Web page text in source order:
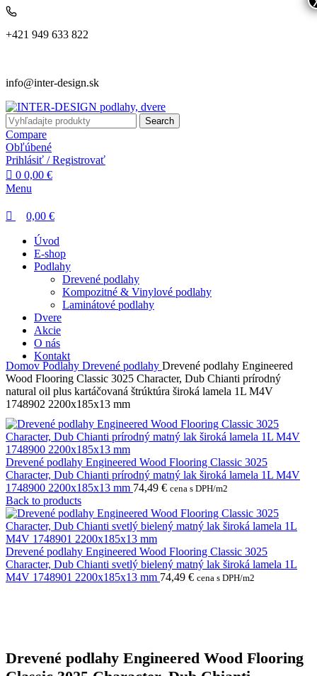
+421 949 633 822
info@inter-design.sk
Search
Compare
Obľúbené
Prihlásiť / Registrovať
0 0,00 €
Menu
0,00 €
Úvod
E-shop
Podlahy
Drevené podlahy
Kompozitné & Vinylové podlahy
Laminátové podlahy
Dvere
Akcie
O nás
Kontakt
Domov Podlahy Drevené podlahy Drevené podlahy Engineered
Wood Flooring Classic 3025 Character, Dub Chianti prírodný
natural oil plus kartáčovaná štrúktúra široká lamela 1L M4V
1748902 2200x185x13 mm
Drevené podlahy Engineered Wood Flooring Classic 3025
Character, Dub Chianti prírodný matný lak široká lamela 1L M4V
1748900 2200x185x13 mm 74,49 € cena s DPH/m2
Back to products
Drevené podlahy Engineered Wood Flooring Classic 3025
Character, Dub Chianti svetlý bielený matný lak široká lamela 1L
M4V 1748901 2200x185x13 mm 74,49 € cena s DPH/m2
Drevené podlahy Engineered Wood Flooring